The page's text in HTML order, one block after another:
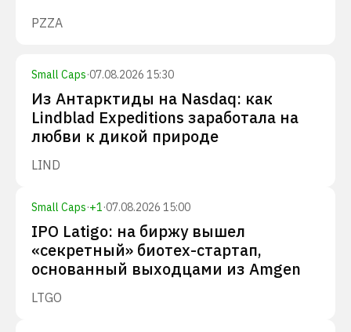
PZZA
Small Caps·07.08.2026 15:30
Из Антарктиды на Nasdaq: как
Lindblad Expeditions заработала на
любви к дикой природе
LIND
Small Caps·+1·07.08.2026 15:00
IPO Latigo: на биржу вышел
«секретный» биотех-стартап,
основанный выходцами из Amgen
LTGO